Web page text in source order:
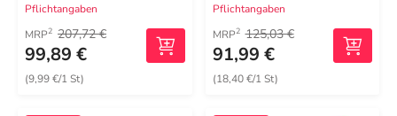
Pflichtangaben
MRP2 207,72 €
99,89 €
(9,99 €/1 St)
Pflichtangaben
MRP2 125,03 €
91,99 €
(18,40 €/1 St)